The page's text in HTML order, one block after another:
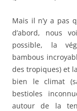
Mais il n’y a pas
d’abord, nous
possible, la
bambous
des tropiques) et
bien le climat
bestioles
autour de la